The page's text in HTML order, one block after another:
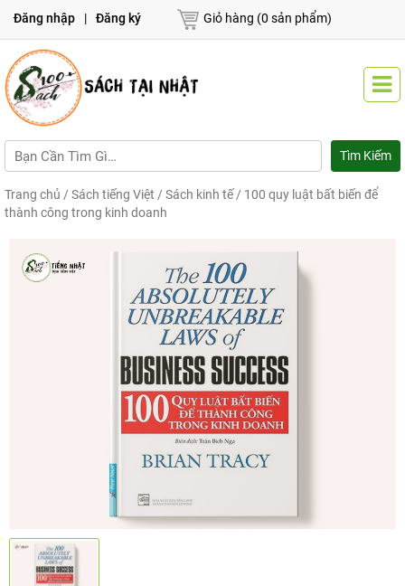
Đăng nhập | Đăng ký Giỏ hàng (0 sản phẩm)
Trang chủ / Sách tiếng Việt / Sách kinh tế/ 100 quy luật bất biến để
thành công trong kinh doanh